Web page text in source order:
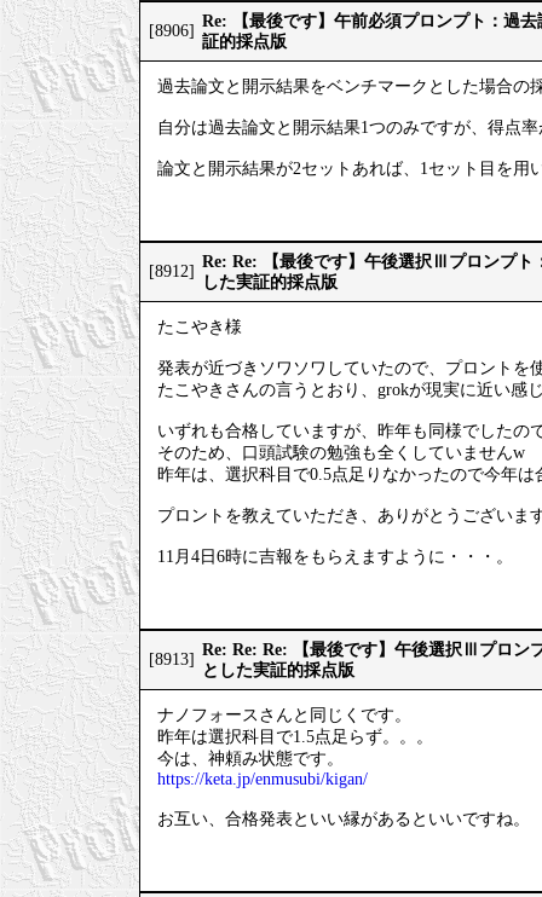
[8906]
Re: 【最後です】午前必須プロンプト：過
証的採点版
過去論文と開示結果をベンチマークとした場合の
自分は過去論文と開示結果1つのみですが、得点
論文と開示結果が2セットあれば、1セット目を
[8912]
Re: Re: 【最後です】午後選択Ⅲプロンプト
した実証的採点版
たこやき様
発表が近づきソワソワしていたので、プロントを
たこやきさんの言うとおり、grokが現実に近い感
いずれも合格していますが、昨年も同様でしたの
そのため、口頭試験の勉強も全くしていませんw
昨年は、選択科目で0.5点足りなかったので今年
プロントを教えていただき、ありがとうございま
11月4日6時に吉報をもらえますように・・・。
[8913]
Re: Re: Re: 【最後です】午後選択Ⅲプロン
とした実証的採点版
ナノフォースさんと同じくです。
昨年は選択科目で1.5点足らず。。。
今は、神頼み状態です。
https://keta.jp/enmusubi/kigan/
お互い、合格発表といい縁があるといいですね。